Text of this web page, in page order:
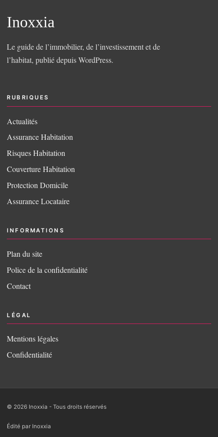
Inoxxia
Le guide de l’immobilier, de l’investissement et de
l’habitat, publié depuis WordPress.
RUBRIQUES
Actualités
Assurance Habitation
Risques Habitation
Couverture Habitation
Protection Domicile
Assurance Locataire
INFORMATIONS
Plan du site
Police de la confidentialité
Contact
LÉGAL
Mentions légales
Confidentialité
© 2026 Inoxxia - Tous droits réservés
Édité par Inoxxia